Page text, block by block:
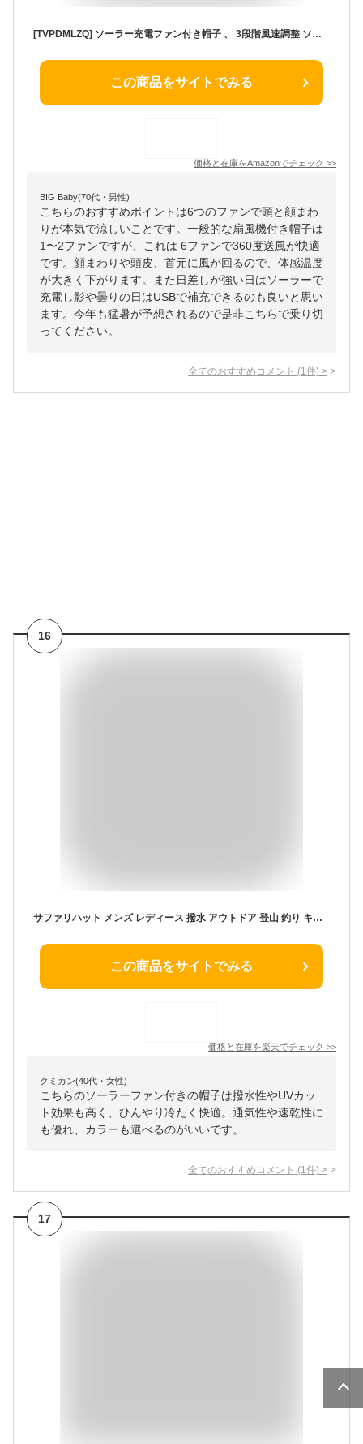
[TVPDMLZQ] ソーラー充電ファン付き帽子 、 3段階風速調整 ソーラー＋USB充電 、 つば広 扇風機付き帽子 日焼け防止 防水 防汚 メッシュ通気 速乾 、 釣り、ハイキング、キャンプなどのアウトドアアクティビティに最適です,オリーブグリーン-6Fans
この商品をサイトでみる
価格と在庫をAmazonでチェック >>
BIG Baby(70代・男性)
こちらのおすすめポイントは6つのファンで頭と顔まわ
りが本気で涼しいことです。一般的な扇風機付き帽子は
1〜2ファンですが、これは 6ファンで360度送風が快適
です。顔まわりや頭皮、首元に風が回るので、体感温度
が大きく下がります。また日差しが強い日はソーラーで
充電し影や曇りの日はUSBで補充できるのも良いと思い
ます。今年も猛暑が予想されるので是非こちらで乗り切
ってください。
全てのおすすめコメント (1 件) >
16
サファリハット メンズ レディース 撥水 アウトドア 登山 釣り キャンプ バーベキュー UVカット 通気 速乾 熱中症対策 ひんやりキャップ ソーラーファン付き 360度日除け ハット 帽子 防
この商品をサイトでみる
価格と在庫を楽天でチェック >>
クミカン(40代・女性)
こちらのソーラーファン付きの帽子は撥水性やUVカッ
ト効果も高く、ひんやり冷たく快適。通気性や速乾性に
も優れ、カラーも選べるのがいいです。
全てのおすすめコメント (1 件) >
17